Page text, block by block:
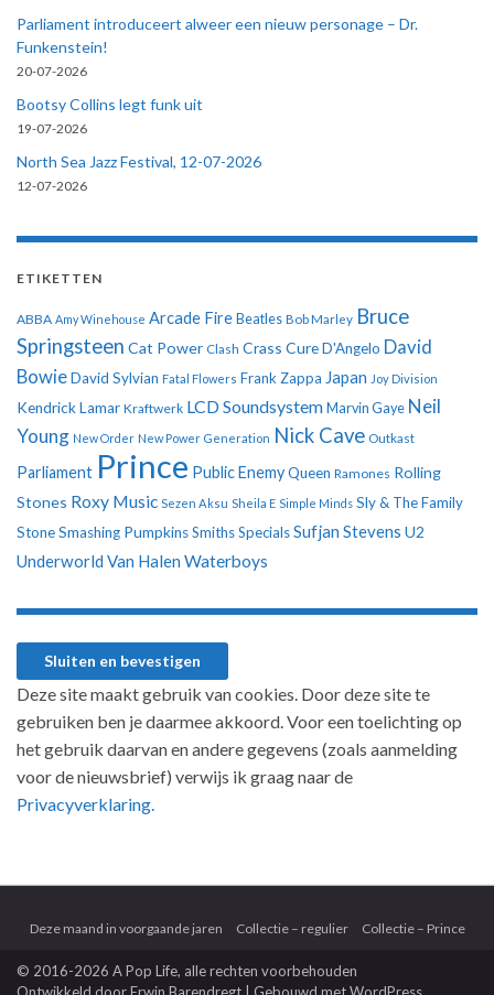
Parliament introduceert alweer een nieuw personage – Dr.
Funkenstein!
20-07-2026
Bootsy Collins legt funk uit
19-07-2026
North Sea Jazz Festival, 12-07-2026
12-07-2026
ETIKETTEN
ABBA Amy Winehouse Arcade Fire Beatles Bob Marley Bruce
Springsteen Cat Power Clash Crass CureD'Angelo David
BowieDavid Sylvian Fatal Flowers Frank Zappa Japan Joy Division
Kendrick Lamar Kraftwerk LCD Soundsystem Marvin Gaye Neil
Young New Order New Power Generation Nick Cave Outkast
Parliament Prince Public EnemyQueen Ramones Rolling
Stones Roxy Music Sezen Aksu Sheila E Simple Minds Sly & The Family
StoneSmashing PumpkinsSmithsSpecialsSufjan Stevens U2
Underworld Van Halen Waterboys
Deze site maakt gebruik van cookies. Door deze site te
gebruiken ben je daarmee akkoord. Voor een toelichting op
het gebruik daarvan en andere gegevens (zoals aanmelding
voor de nieuwsbrief) verwijs ik graag naar de
Privacyverklaring.
Deze maand in voorgaande jaren Collectie – regulier Collectie – Prince
© 2016-2026 A Pop Life, alle rechten voorbehouden
Ontwikkeld doorErwin Barendregt | Gebouwd metWordPress